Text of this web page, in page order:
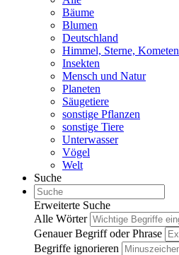
Bäume
Blumen
Deutschland
Himmel, Sterne, Kometen
Insekten
Mensch und Natur
Planeten
Säugetiere
sonstige Pflanzen
sonstige Tiere
Unterwasser
Vögel
Welt
Suche
Erweiterte Suche
Alle Wörter
Genauer Begriff oder Phrase
Begriffe ignorieren